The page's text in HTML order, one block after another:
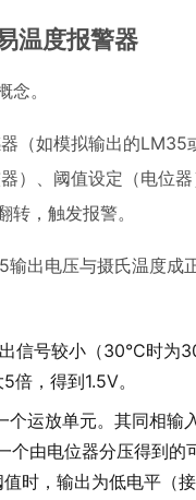
温度报警器
。
（如模拟输出的
）、阈值设定（电位
，触发报警。
出电压与摄氏温度成
信号较小（30°C时
倍，得到1.5V。
个运放单元。其同相
个由电位器分压得到
时，输出为低电平（